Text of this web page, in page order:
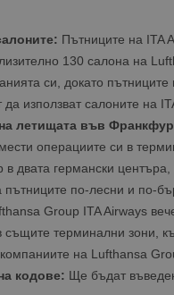
Пътниците на ITA
130 салона на
си, докато
използват салоните на
летищата във
операциите си в
в двата германски центъра,
пътниците по-лесни и по-
Group ITA Airways
същите терминални зони,
на Lufthansa
кодове: Ще бъдат